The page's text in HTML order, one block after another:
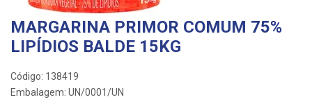
MARGARINA PRIMOR COMUM 75%
LIPÍDIOS BALDE 15KG
Código: 138419
Embalagem: UN/0001/UN